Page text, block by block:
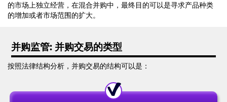
的市场上独立经营，在混合并购中，最终目的可以是寻求产品种类
的增加或者市场范围的扩大。
并购监管: 并购交易的类型
按照法律结构分析，并购交易的结构可以是：